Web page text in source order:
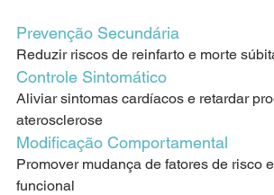
Prevenção Secundária
Reduzir riscos de reinfarto e morte
Controle Sintomático
Aliviar sintomas cardíacos e retardar
aterosclerose
Modificação Comportamental
Promover mudança de fatores de risco
funcional